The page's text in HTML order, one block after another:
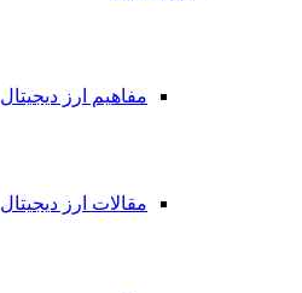
مفاهیم ارز دیجیتال
مقالات ارز دیجیتال